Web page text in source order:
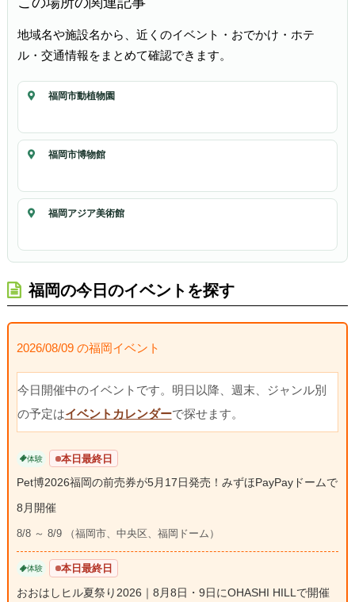
地域名や施設名から、近くのイベント・おでかけ・ホテ
ル・交通情報をまとめて確認できます。
福岡市動植物園
福岡市博物館
福岡アジア美術館
福岡の今日のイベントを探す
2026/08/09 の福岡イベント
今日開催中のイベントです。明日以降、週末、ジャンル別
の予定はイベントカレンダーで探せます。
体験 本日最終日
Pet博2026福岡の前売券が5月17日発売！みずほPayPayドームで
8月開催
8/8 ～ 8/9 （福岡市、中央区、福岡ドーム）
体験 本日最終日
おおはしヒル夏祭り2026｜8月8日・9日にOHASHI HILLで開催